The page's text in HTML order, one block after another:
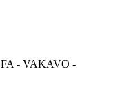
- VAKAVO -